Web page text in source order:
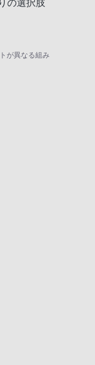
の選択肢
が異なる組み